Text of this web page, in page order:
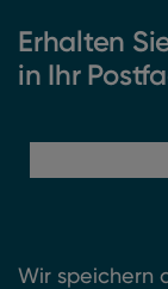
Erhalten
in Ihr
Wir speichern